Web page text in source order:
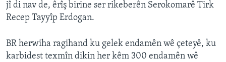
jî di nav de, êrîş birine ser rikeberên Serokomarê Tirk
Recep Tayyîp Erdogan.
BR herwiha ragihand ku gelek endamên wê çeteyê, ku
karbidest texmîn dikin her kêm 300 endamên wê